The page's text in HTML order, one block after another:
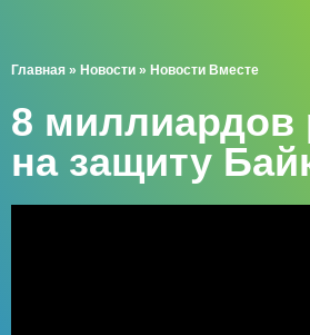
Главная » Новости » Новости Вместе
8 миллиардов
на защиту